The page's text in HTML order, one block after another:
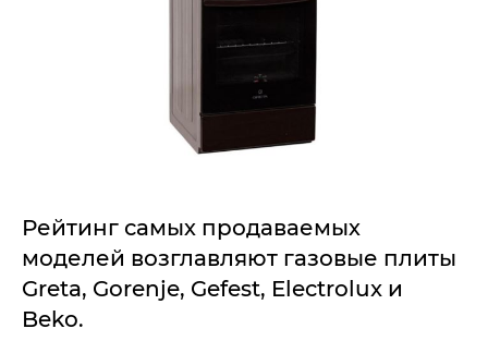
Рейтинг самых продаваемых
моделей возглавляют газовые плиты
Greta, Gorenje, Gefest, Electrolux и
Beko.